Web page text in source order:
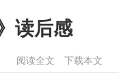
读后感
阅读全文 下载本文